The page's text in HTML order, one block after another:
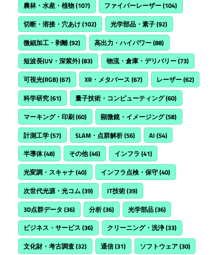
農林・水産・植物(107) ファイバーレーザー(104)
切断・溶接・穴あけ(102) 光学部品・素子(92)
微細加工・剥離(92) 高出力・ハイパワー(88)
短波長(UV・深紫外)(83) 物流・倉庫・デリバリー(73)
可視光(RGB)(67) XR・メタバース (67) レーザー(62)
科学研究(61) 量子技術・コンピューティング(60)
マーキング・印刷(60) 顕微鏡・イメージング(58)
計測工学(57) SLAM・点群解析(56) AI (54)
半導体(48) その他(46) インフラ (41)
光変調・スキャナ(40) インフラ点検・保守(40)
次世代光源・光コム(39) IT技術(39)
3D点群データ (36) 分析(36) 光学部品(36)
ビジネス・サービス (36) クリーニング・洗浄(33)
文化財・考古調査(32) 通信(31) ソフトウェア(30)